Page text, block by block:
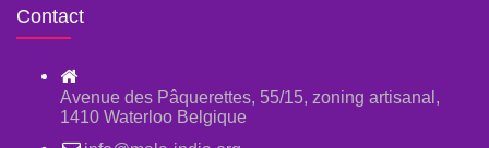
Contact
Avenue des Pâquerettes, 55/15, zoning artisanal,
1410 Waterloo Belgique